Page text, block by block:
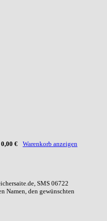
0,00 € Warenkorb anzeigen
SMS 06722
Namen, den gewünschten